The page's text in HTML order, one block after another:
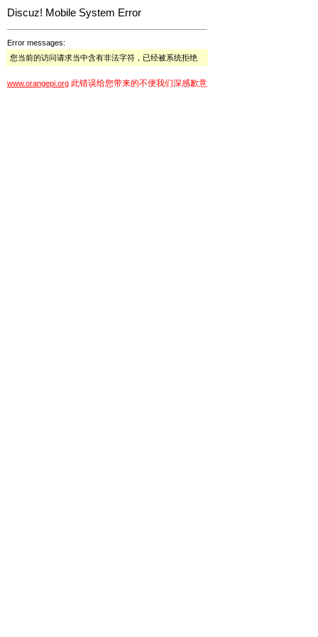
Discuz! Mobile System Error
Error messages:
您当前的访问请求当中含有非法字符，已经被系统拒绝
www.orangepi.org 此错误给您带来的不便我们深感歉意